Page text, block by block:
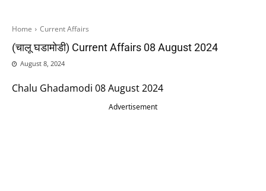
Home Current Affairs
(चालू घडामोडी) Current Affairs 08 August 2024
August 8, 2024
Chalu Ghadamodi 08 August 2024
Advertisement